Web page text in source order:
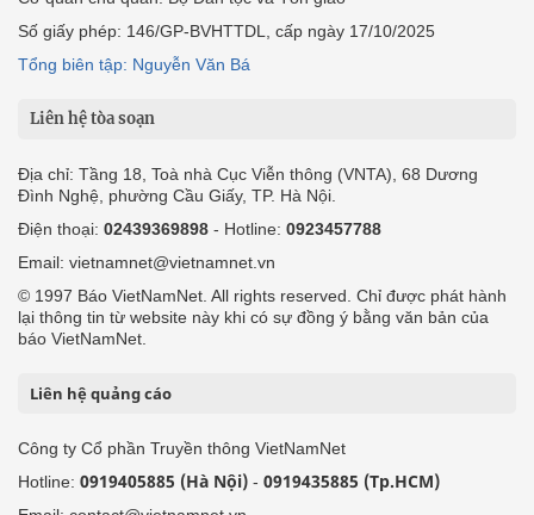
Số giấy phép: 146/GP-BVHTTDL, cấp ngày 17/10/2025
Tổng biên tập: Nguyễn Văn Bá
Liên hệ tòa soạn
Địa chỉ: Tầng 18, Toà nhà Cục Viễn thông (VNTA), 68 Dương
Đình Nghệ, phường Cầu Giấy, TP. Hà Nội.
Điện thoại: 02439369898 - Hotline: 0923457788
Email: vietnamnet@vietnamnet.vn
© 1997 Báo VietNamNet. All rights reserved. Chỉ được phát hành
lại thông tin từ website này khi có sự đồng ý bằng văn bản của
báo VietNamNet.
Liên hệ quảng cáo
Công ty Cổ phần Truyền thông VietNamNet
Hotline: 0919405885 (Hà Nội) - 0919435885 (Tp.HCM)